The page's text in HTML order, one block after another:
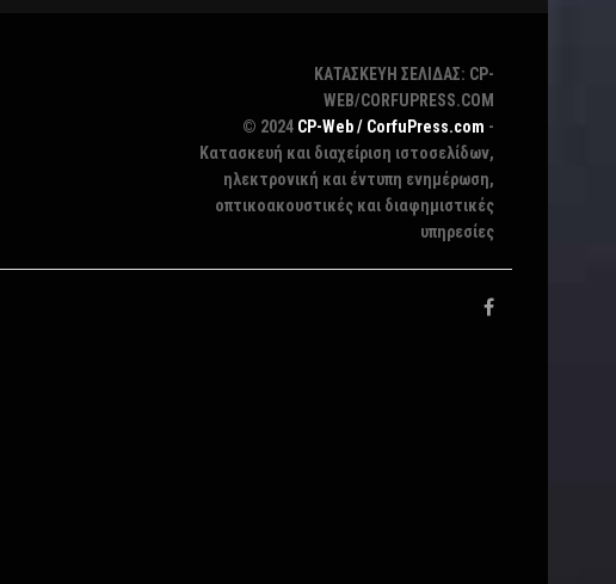
ΚΑΤΑΣΚΕΥΗ ΣΕΛΙΔΑΣ: CP-
WEB/CORFUPRESS.COM
© 2024 CP-Web / CorfuPress.com -
Κατασκευή και διαχείριση ιστοσελίδων,
ηλεκτρονική και έντυπη ενημέρωση,
οπτικοακουστικές και διαφημιστικές
υπηρεσίες